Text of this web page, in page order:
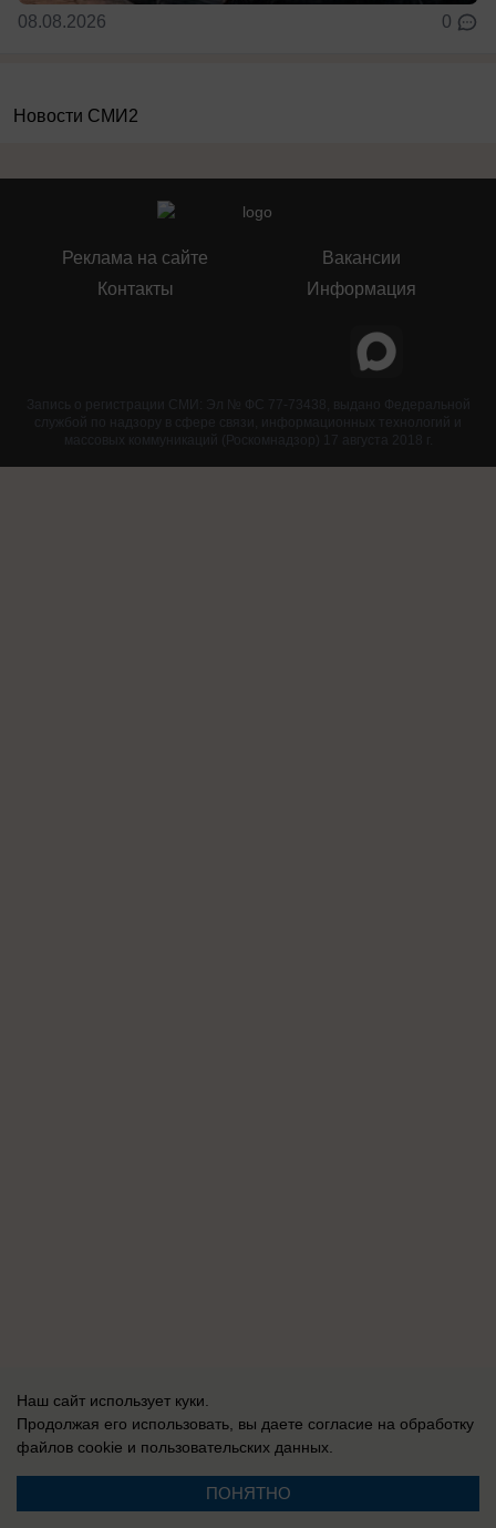
08.08.2026 0
Новости СМИ2
Реклама на сайте
Контакты
Вакансии
Информация
Запись о регистрации СМИ: Эл № ФС 77-73438, выдано Федеральной
службой по надзору в сфере связи, информационных технологий и
массовых коммуникаций (Роскомнадзор) 17 августа 2018 г.
Наш сайт использует куки.
Продолжая его использовать, вы даете согласие на обработку
файлов cookie и пользовательских данных.
ПОНЯТНО